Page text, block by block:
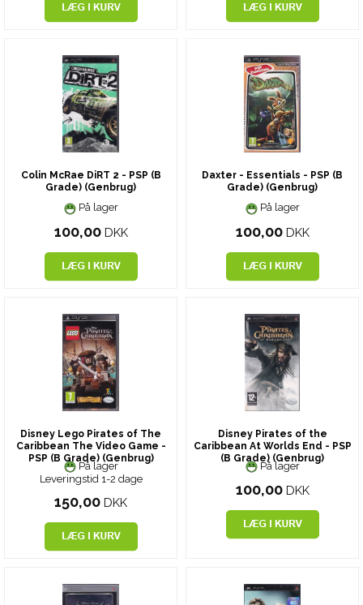
Colin McRae DiRT 2 - PSP (B
Grade) (Genbrug)
På lager
100,00 DKK
Daxter - Essentials - PSP (B
Grade) (Genbrug)
På lager
100,00 DKK
Disney Lego Pirates of The
Caribbean The Video Game -
PSP (B Grade) (Genbrug)
På lager
Leveringstid 1-2 dage
150,00 DKK
Disney Pirates of the
Caribbean At Worlds End - PSP
(B Grade) (Genbrug)
På lager
100,00 DKK